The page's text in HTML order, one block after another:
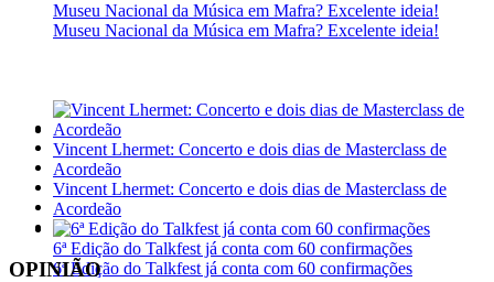
Museu Nacional da Música em Mafra? Excelente ideia!
Museu Nacional da Música em Mafra? Excelente ideia!
Vincent Lhermet: Concerto e dois dias de Masterclass de
Acordeão
Vincent Lhermet: Concerto e dois dias de Masterclass de
Acordeão
6ª Edição do Talkfest já conta com 60 confirmações
6ª Edição do Talkfest já conta com 60 confirmações
OPINIÃO